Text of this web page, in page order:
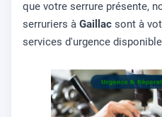
que votre serrure présente,
serruriers à Gaillac sont à
services d'urgence